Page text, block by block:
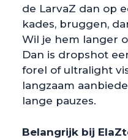
de LarvaZ dan op
kades, bruggen,
Wil je hem langer
Dan is dropshot
forel of ultralight
langzaam
lange pauzes.
Belangrijk bij